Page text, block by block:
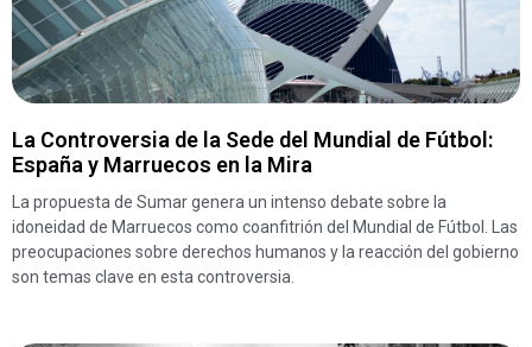
La Controversia de la Sede del Mundial de Fútbol:
España y Marruecos en la Mira
La propuesta de Sumar genera un intenso debate sobre la
idoneidad de Marruecos como coanfitrión del Mundial de Fútbol. Las
preocupaciones sobre derechos humanos y la reacción del gobierno
son temas clave en esta controversia.